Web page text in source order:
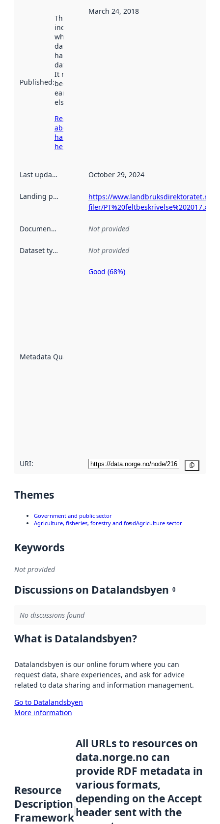
Published:
This date
indicates
when the
dataset was
harvested by
data.norge.no.
It may have
been available
earlier
elsewhere.
Read more
about
harvesting
here
March 24, 2018
Last updated October 29, 2024
Landing page
https://www.landbruksdirektoratet.no/
filer/PT%20feltbeskrivelse%202017.xlsx
Documentation Not provided
Dataset type Not provided
Metadata Quality
Metadata
Good (68%)
URI:
Themes
Government and public sector
Agriculture, fisheries, forestry and foodAgriculture sector
Keywords
Not provided
Discussions on Datalandsbyen 0
No discussions found
What is Datalandsbyen?
Datalandsbyen is our online forum where you can
request data, share experiences, and ask for advice
related to data sharing and information management.
Go to Datalandsbyen
More information
Resource
Description
Framework
All URLs to resources on
data.norge.no can
provide RDF metadata in
various formats,
depending on the Accept
header sent with the